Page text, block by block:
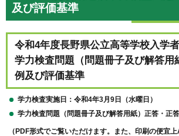
及び評価基準
令和4年度長野県公立高等学校入学
学力検査問題（問題冊子及び解答用
例及び評価基準
学力検査実施日：令和4年3月9日（水曜日）
学力検査問題（問題冊子及び解答用紙）正答・正
（PDF形式でご覧いただけます。また、印刷の便宜